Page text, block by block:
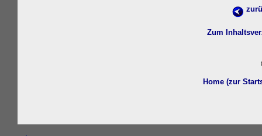
Zum
Home (zur